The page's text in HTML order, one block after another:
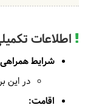
اطلاعات
شرایط
در این
اقامت: